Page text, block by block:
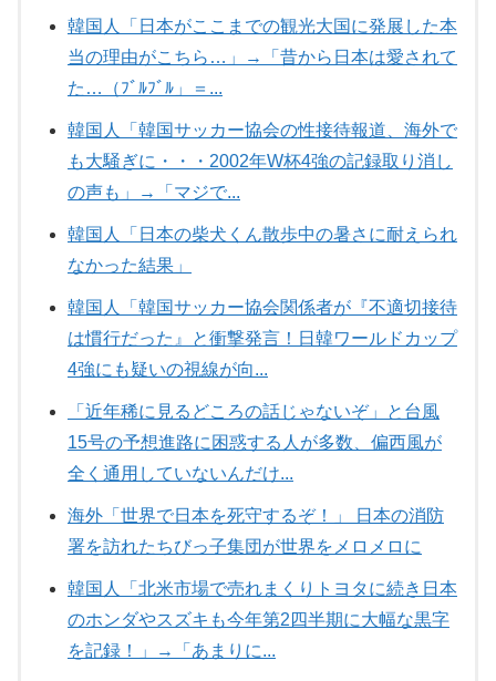
韓国人「日本がここまでの観光大国に発展した本
当の理由がこちら…」→「昔から日本は愛されて
た…（ﾌﾞﾙﾌﾞﾙ」＝...
韓国人「韓国サッカー協会の性接待報道、海外で
も大騒ぎに・・・2002年W杯4強の記録取り消し
の声も」→「マジで...
韓国人「日本の柴犬くん散歩中の暑さに耐えられ
なかった結果」
韓国人「韓国サッカー協会関係者が『不適切接待
は慣行だった』と衝撃発言！日韓ワールドカップ
4強にも疑いの視線が向...
「近年稀に見るどころの話じゃないぞ」と台風
15号の予想進路に困惑する人が多数、偏西風が
全く通用していないんだけ...
海外「世界で日本を死守するぞ！」 日本の消防
署を訪れたちびっ子集団が世界をメロメロに
韓国人「北米市場で売れまくりトヨタに続き日本
のホンダやスズキも今年第2四半期に大幅な黒字
を記録！」→「あまりに...